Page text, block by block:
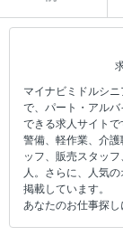
マイナビミドルシ
で、パート・アル
できる求人サイトで
警備、軽作業、介
ッフ、販売スタッ
人。さらに、人気
掲載しています。
あなたのお仕事探し